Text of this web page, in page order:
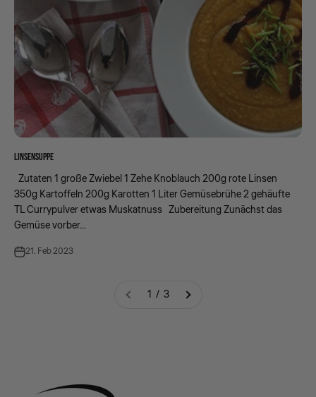
LINSENSUPPE
Zutaten 1 große Zwiebel 1 Zehe Knoblauch 200g rote Linsen
350g Kartoffeln 200g Karotten 1 Liter Gemüsebrühe 2 gehäufte
TL Currypulver etwas Muskatnuss Zubereitung Zunächst das
Gemüse vorber...
21. Feb 2023
1 / 3